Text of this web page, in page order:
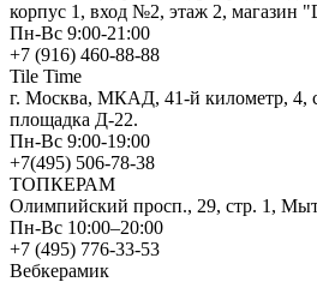
корпус 1, вход №2, этаж 2, магазин
Пн-Вс 9:00-21:00
+7 (916) 460-88-88
Tile Time
г. Москва, МКАД, 41-й километр, 4,
площадка Д-22.
Пн-Вс 9:00-19:00
+7(495) 506-78-38
ТОПКЕРАМ
Олимпийский просп., 29, стр. 1,
Пн-Вс 10:00–20:00
+7 (495) 776-33-53
Вебкерамик